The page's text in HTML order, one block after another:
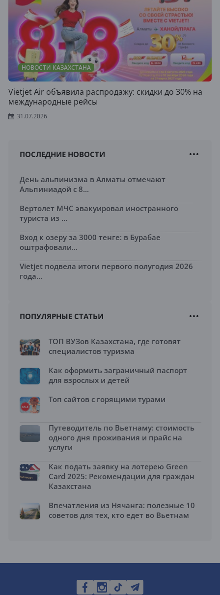
НОВОСТИ КАЗАХСТАНА
Vietjet Air объявила распродажу: скидки до 30% на
международные рейсы
31.07.2026
ПОСЛЕДНИЕ НОВОСТИ
День альпинизма в Алматы отмечают
Альпиниадой с 8...
Вертолет МЧС эвакуировал иностранного
туриста из ...
Вход к озеру за 3000 тенге: в Бурабае
оштрафовали...
Vietjet подвела итоги первого полугодия 2026
года...
ПОПУЛЯРНЫЕ СТАТЬИ
ТОП ВУЗов Казахстана, где готовят
специалистов туризма
Как оформить заграничный паспорт
для взрослых и детей
Топ сайтов с горящими турами
Путеводитель по Вьетнаму: стоимость
одного дня проживания и прайс на
услуги
Как подать заявку на лотерею Green
Card 2025: Рекомендации для граждан
Казахстана
Впечатления из Нячанга: полезные 10
советов для тех, кто едет во Вьетнам